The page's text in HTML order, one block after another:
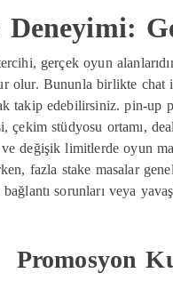
gerçek oyun
Bununla birlikte chat
takip edebilirsiniz. pin-
stüdyosu ortamı,
limitlerde oyun
fazla stake masalar
sorunları veya
Promosyon